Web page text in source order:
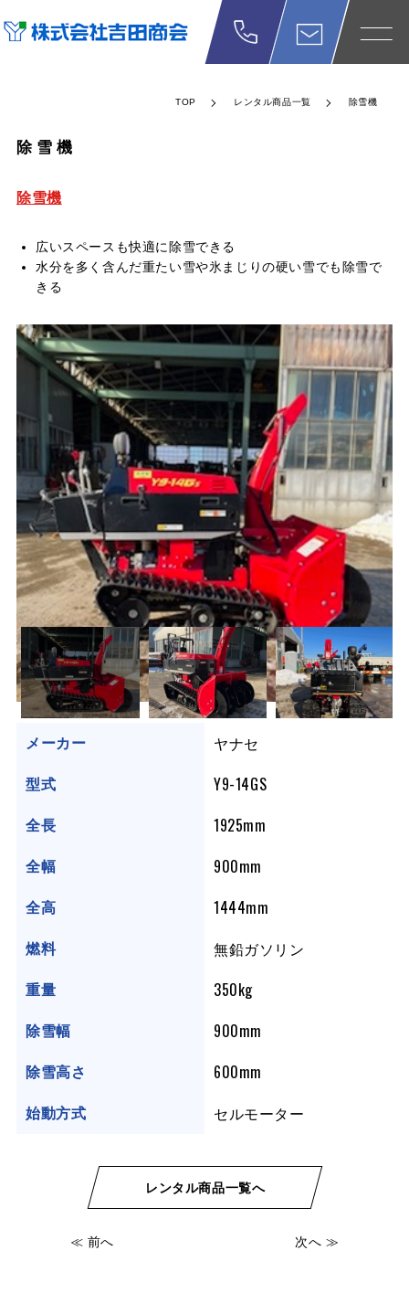
TOP レンタル商品一覧 除雪機
除雪機
除雪機
広いスペースも快適に除雪できる
水分を多く含んだ重たい雪や氷まじりの硬い雪でも除雪で
きる
メーカー ヤナセ
型式 Y9-14GS
全長 1925mm
全幅 900mm
全高 1444mm
燃料 無鉛ガソリン
重量 350kg
除雪幅 900mm
除雪高さ 600mm
始動方式 セルモーター
≪ 前へ
レンタル商品一覧へ
次へ ≫